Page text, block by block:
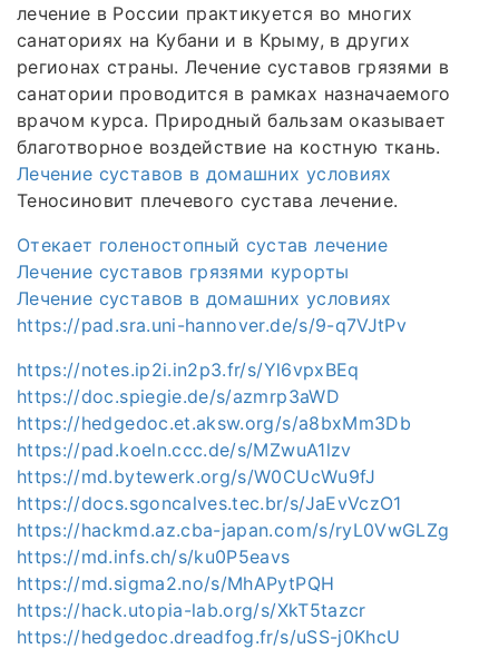
лечение в России практикуется во многих
санаториях на Кубани и в Крыму, в других
регионах страны. Лечение суставов грязями в
санатории проводится в рамках назначаемого
врачом курса. Природный бальзам оказывает
благотворное воздействие на костную ткань.
Лечение суставов в домашних условиях
Теносиновит плечевого сустава лечение.
Отекает голеностопный сустав лечение
Лечение суставов грязями курорты
Лечение суставов в домашних условиях
https://pad.sra.uni-hannover.de/s/9-q7VJtPv
https://notes.ip2i.in2p3.fr/s/Yl6vpxBEq
https://doc.spiegie.de/s/azmrp3aWD
https://hedgedoc.et.aksw.org/s/a8bxMm3Db
https://pad.koeln.ccc.de/s/MZwuA1lzv
https://md.bytewerk.org/s/W0CUcWu9fJ
https://docs.sgoncalves.tec.br/s/JaEvVczO1
https://hackmd.az.cba-japan.com/s/ryL0VwGLZg
https://md.infs.ch/s/ku0P5eavs
https://md.sigma2.no/s/MhAPytPQH
https://hack.utopia-lab.org/s/XkT5tazcr
https://hedgedoc.dreadfog.fr/s/uSS-j0KhcU